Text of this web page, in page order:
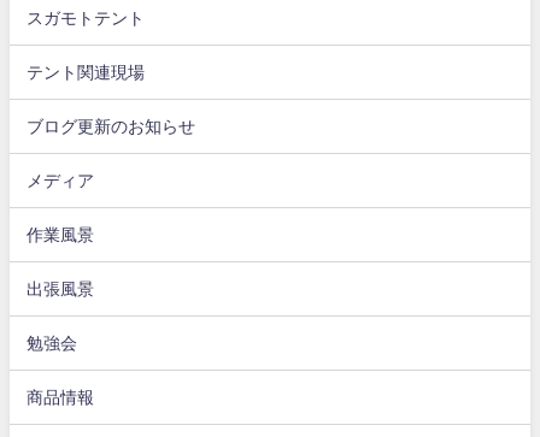
スガモトテント
テント関連現場
ブログ更新のお知らせ
メディア
作業風景
出張風景
勉強会
商品情報